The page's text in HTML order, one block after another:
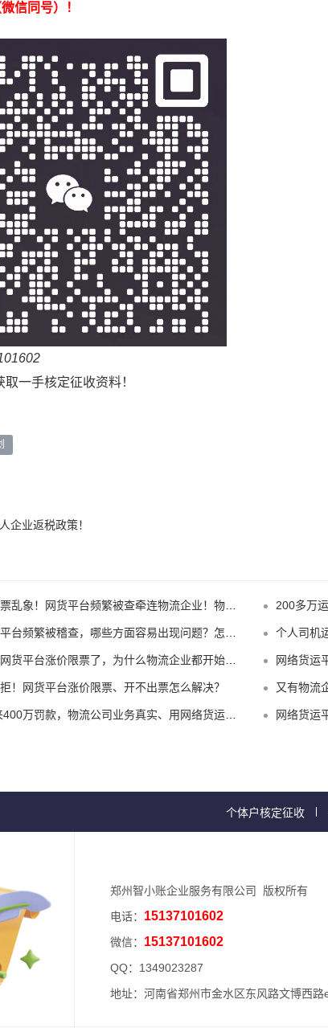
信同号）！
一手核定征收资料！
企业返税政策！
货平台频繁被查牵连物流企业！物流企业该怎么合规拿到运费成本票？ 200多万运
繁被稽查，哪些方面容易出现问题？怎么实现合规经营？ 个人司机
涨价限票了，为什么物流企业都开始选择1%司机运费成本票了？ 网络货运
！网货平台涨价限票、开不出票怎么解决？ 又有物流企业
，物流公司业务真实、用网络货运平台9%运费票就不会有问题嘛？ 网络货运平台
个体户核定征收
郑州智小账企业服务有限公司 版权所有
电话： 15137101602
微信： 15137101602
QQ： 1349023287
地址：河南省郑州市金水区东风路文博西路